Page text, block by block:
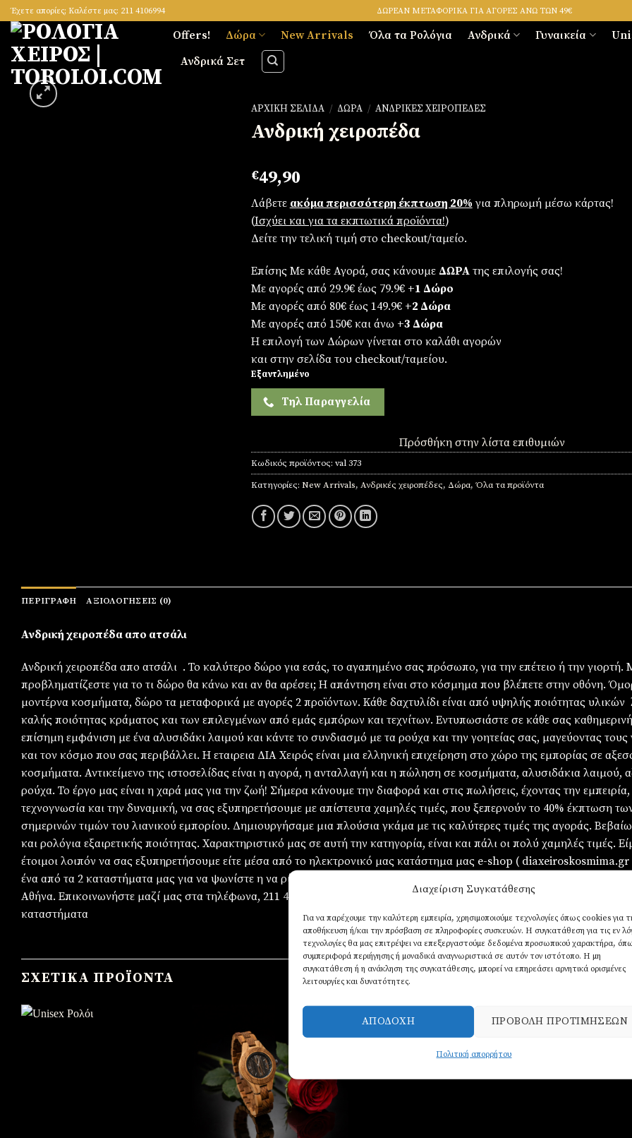
Διαχείριση Συγκατάθεσης
Για να παρέχουμε την καλύτερη εμπειρία, χρησιμοποιούμε τεχνολογίες όπως cookies για
αποθήκευση ή/και την πρόσβαση σε πληροφορίες συσκευών. Η συγκατάθεση για τις εν
τεχνολογίες θα μας επιτρέψει να επεξεργαστούμε δεδομένα προσωπικού χαρακτήρα,
συμπεριφορά περιήγησης ή μοναδικά αναγνωριστικά σε αυτόν τον ιστότοπο. Η μη
συγκατάθεση ή η ανάκληση της συγκατάθεσης, μπορεί να επηρεάσει αρνητικά ορισμένες
λειτουργίες και δυνατότητες.
ΑΠΟΔΟΧΉ ΠΡΟΒΟΛΉ ΠΡΟΤΙΜΉΣΕΩΝ
Πολιτική απορρήτου
Skip
to
content
Έχετε απορίες; Καλέστε μας: 211 4106994 ΔΩΡΕΑΝ ΜΕΤΑΦΟΡΙΚΑ ΓΙΑ ΑΓΟΡΕΣ ΑΝΩ ΤΩΝ 49€
Offers! Δώρα New Arrivals Όλα τα Ρολόγια Ανδρικά Γυναικεία
Ανδρικά Σετ
ΑΡΧΙΚΉ ΣΕΛΊΔΑ / ΔΏΡΑ / ΑΝΔΡΙΚΈΣ ΧΕΙΡΟΠΈΔΕΣ
Ανδρική χειροπέδα
€49,90
Λάβετε ακόμα περισσότερη έκπτωση 20% για πληρωμή μέσω κάρτας!
(Iσχύει και για τα εκπτωτικά προϊόντα!)
Δείτε την τελική τιμή στο checkout/ταμείο.
Επίσης Με κάθε Αγορά, σας κάνουμε ΔΩΡΑτης επιλογής σας!
Με αγορές από 29.9€ έως 79.9€ +1 Δώρο
Με αγορές από 80€ έως 149.9€ +2 Δώρα
Με αγορές από 150€ και άνω +3 Δώρα
Η επιλογή των Δώρων γίνεται στο καλάθι αγορών
και στην σελίδα του checkout/ταμείου.
Εξαντλημένο
Τηλ Παραγγελία
Πρόσθήκη στην λίστα επιθυμιών
Κωδικός προϊόντος: val 373
Κατηγορίες: New Arrivals, Ανδρικές χειροπέδες, Δώρα, Όλα τα προϊόντα
ΠΕΡΙΓΡΑΦΉ ΑΞΙΟΛΟΓΉΣΕΙΣ (0)
Ανδρική χειροπέδα απο ατσάλι
Ανδρική χειροπέδα απο ατσάλι . Το καλύτερο δώρο για εσάς, το αγαπημένο σας πρόσωπο, για την επέτειο ή την γιορτή.
προβληματίζεστε για το τι δώρο θα κάνω και αν θα αρέσει; Η απάντηση είναι στο κόσμημα που βλέπετε στην οθόνη.
μοντέρνα κοσμήματα, δώρο τα μεταφορικά με αγορές 2 προϊόντων. Κάθε δαχτυλίδι είναι από υψηλής ποιότητας
καλής ποιότητας κράματος και των επιλεγμένων από εμάς εμπόρων και τεχνίτων. Εντυπωσιάστε σε κάθε σας
επίσημη εμφάνιση με ένα αλυσιδάκι λαιμού και κάντε το συνδιασμό με τα ρούχα και την γοητείας σας, μαγεύοντας
και τον κόσμο που σας περιβάλλει. Η εταιρεια ΔΙΑ Χειρός είναι μια ελληνική επιχείρηση στο χώρο της εμπορίας σε
κοσμήματα. Αντικείμενο της ιστοσελίδας είναι η αγορά, η ανταλλαγή και η πώληση σε κοσμήματα, αλυσιδάκια λαιμού,
ρούχα. Το έργο μας είναι η χαρά μας για την ζωή! Σήμερα κάνουμε την διαφορά και στις πωλήσεις, έχοντας την εμπειρία,
τεχνογνωσία και την δυναμική, να σας εξυπηρετήσουμε με απίστευτα χαμηλές τιμές, που ξεπερνούν το 40% έκπτωση
σημερινών τιμών του λιανικού εμπορίου. Δημιουργήσαμε μια πλούσια γκάμα με τις καλύτερες τιμές της αγοράς.
και ρολόγια εξαιρετικής ποιότητας. Χαρακτηριστικό μας σε αυτή την κατηγορία, είναι και πάλι οι πολύ χαμηλές τιμές.
έτοιμοι λοιπόν να σας εξυπηρετήσουμε είτε μέσα από το ηλεκτρονικό μας κατάστημα μας e-shop ( diaxeiroskosmima.gr
ένα από τα 2 καταστήματα μας για να ψωνίστε η να ρίξετε μια ματιά στην μεγάλη γκάμα των αξεσουάρ μας στην
Αθήνα. Επικοινωνήστε μαζί μας στα τηλέφωνα, 211 4106994 για τηλεφωνικές παραγγελίες ή ερωτήσεις σας και θα μας
καταστήματα
ΣΧΕΤΙΚΆ ΠΡΟΪΌΝΤΑ
στην
λίστα
επιθυμιών
στην